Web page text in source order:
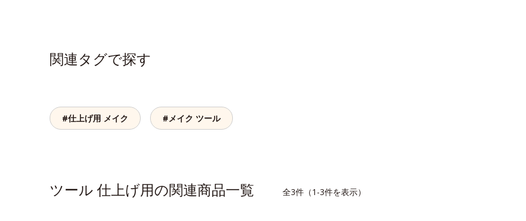
関連タグで探す
#仕上げ用 メイク #メイク ツール
ツール 仕上げ用の関連商品一覧 全3件（1-3件を表示）